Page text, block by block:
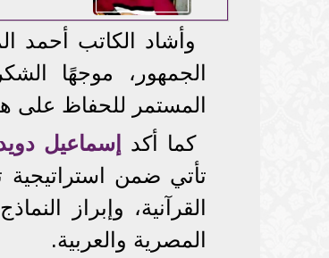
وأشاد الكاتب أحمد
الجمهور، موجهًا
المستمر للحفاظ على
كما أكد
إسماعيل
تأتي ضمن استراتيجية
القرآنية، وإبراز
المصرية والعربية.